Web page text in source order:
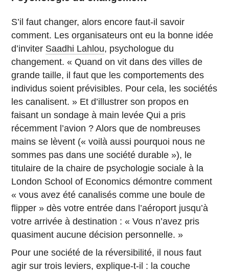
S’il faut changer, alors encore faut-il savoir
comment. Les organisateurs ont eu la bonne idée
d’inviter Saadhi Lahlou, psychologue du
changement. « Quand on vit dans des villes de
grande taille, il faut que les comportements des
individus soient prévisibles. Pour cela, les sociétés
les canalisent. » Et d’illustrer son propos en
faisant un sondage à main levée Qui a pris
récemment l’avion ? Alors que de nombreuses
mains se lèvent (« voilà aussi pourquoi nous ne
sommes pas dans une société durable »), le
titulaire de la chaire de psychologie sociale à la
London School of Economics démontre comment
« vous avez été canalisés comme une boule de
flipper » dès votre entrée dans l’aéroport jusqu’à
votre arrivée à destination : « Vous n’avez pris
quasiment aucune décision personnelle. »
Pour une société de la réversibilité, il nous faut
agir sur trois leviers, explique-t-il : la couche